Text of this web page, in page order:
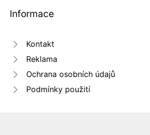
Informace
Kontakt
Reklama
Ochrana osobních údajů
Podmínky použití